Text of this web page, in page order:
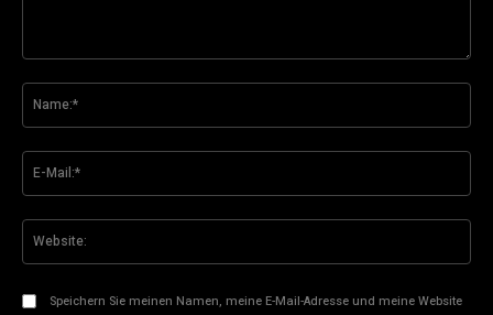
Speichern Sie meinen Namen, meine E-Mail-Adresse und meine Website